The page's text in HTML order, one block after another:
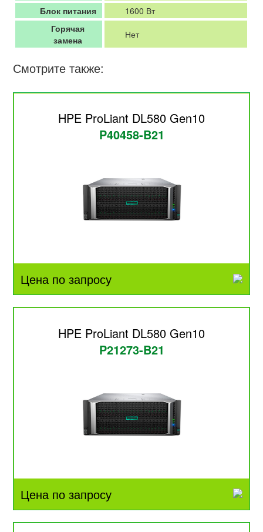
Блок питания
1600 Вт
Горячая
замена
Нет
Смотрите также:
HPE ProLiant DL580 Gen10
P40458-B21
Цена по запросу
HPE ProLiant DL580 Gen10
P21273-B21
Цена по запросу